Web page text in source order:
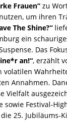
Frauen“ zu
um ihren
The Shine?“
ein
Das
an!“, erzählt
volatilen
Annahmen.
Vielfalt
sowie Festival-
die 25. Jubiläums-